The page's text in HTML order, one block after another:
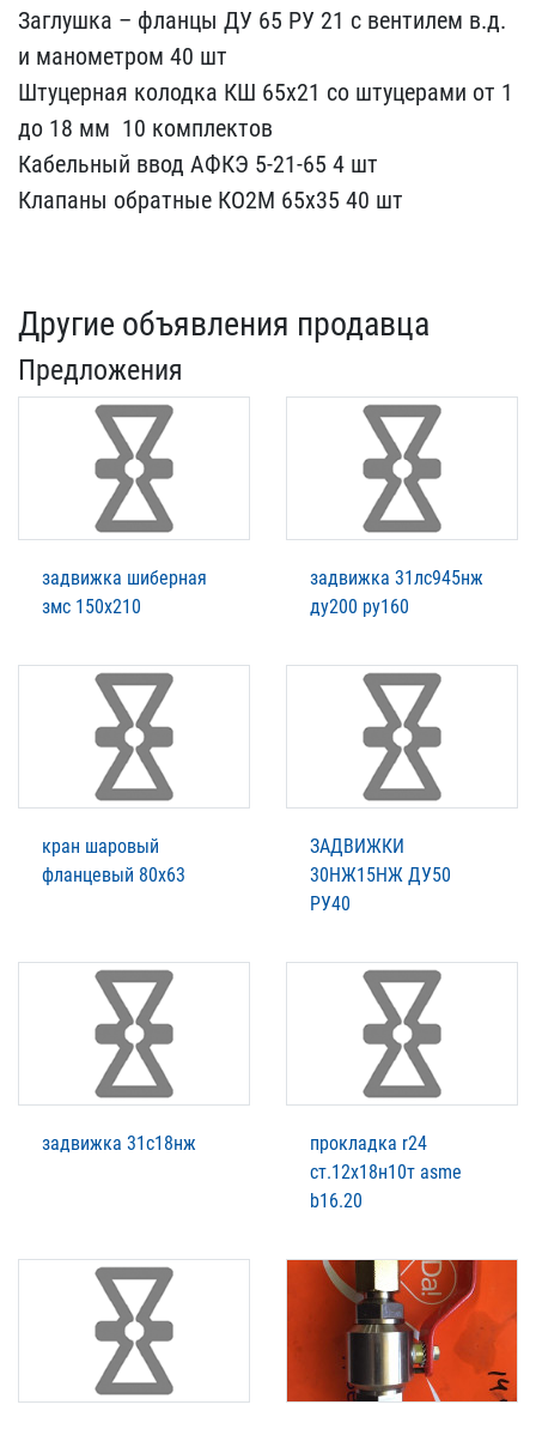
Заглушка – фланцы ДУ 65​ РУ 21 с вентилем в.д.
и​ манометром 40 шт
Штуцер​ная колодка КШ 65х21 со ​штуцерами от 1
до 18 мм ​ 10 комплектов
Кабельный​ ввод АФКЭ 5-21-65 4 шт
​Клапаны обратные КО2М 65​х35 40 шт
Другие объявления продавца
Предложения
задвижка шиберная
змс 150х210
задвижка 31лс945нж
ду200 ру160
кран шаровый
фланцевый 80х63
ЗАДВИЖКИ
30НЖ15НЖ ДУ50
РУ40
задвижка 31с18нж
прокладка r24
ст.12х18н10т asme
b16.20